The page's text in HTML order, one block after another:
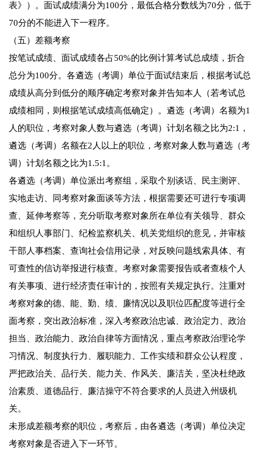
表》）。面试成绩满分为100分，最低合格分数线为70分，低于
70分的不能进入下一程序。
（五）差额考察
按笔试成绩、面试成绩各占50%的比例计算考试总成绩，折合
总分为100分。各遴选（考调）单位于面试结束后，根据考试总
成绩从高分到低分的顺序确定考察对象并告知本人（若考试总
成绩相同，则根据笔试成绩高低确定）。遴选（考调）名额为1
人的职位，考察对象人数与遴选（考调）计划名额之比为2:1，
遴选（考调）名额在2人以上的职位，考察对象人数与遴选（考
调）计划名额之比为1.5:1。
各遴选（考调）单位派出考察组，采取个别谈话、民主测评、
实地走访、同考察对象面谈等方法，根据需要还可进行专项调
查、延伸考察等，充分听取考察对象所在单位有关领导、群众
和组织人事部门、纪检监察机关、机关党组织的意见，并审核
干部人事档案、查询社会信用记录，对反映问题线索具体、有
可查性的信访举报进行核查。考察对象需要报告或者查核个人
有关事项、进行经济责任审计的，按照有关规定执行。注重对
考察对象的德、能、勤、绩、廉情况以及职位匹配度等进行全
面考察，突出政治标准，深入考察政治忠诚、政治定力、政治
担当、政治能力、政治自律等方面情况，重点考察政治理论学
习情况、制度执行力、履职能力、工作实绩和群众公认程度，
严把政治关、品行关、能力关、作风关、廉洁关，坚决杜绝政
治素质、道德品行、廉洁操守不符合要求的人员进入州级机
关。
未形成差额考察的职位，考察后，由各遴选（考调）单位决定
考察对象是否进入下一环节。